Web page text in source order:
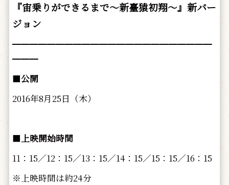
『宙乗りができるまで～新臺猿初翔～』新バー
ジョン
━━━━━━━━━━━━━━━━━━━━━━━
━━━
■公開
2016年8月25日（木）
■上映開始時間
11：15／12：15／13：15／14：15／15：15／16：15
※上映時間は約24分